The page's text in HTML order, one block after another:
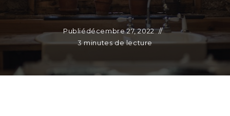
Publiédécembre 27, 2022
3 minutes de lecture